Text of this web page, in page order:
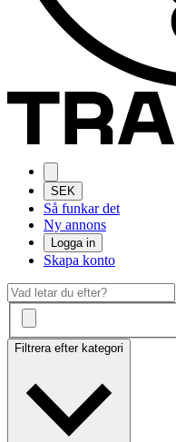
SEK
Så funkar det
Ny annons
Logga in
Skapa konto
Filtrera efter kategori